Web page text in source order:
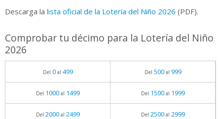
Descarga la lista oficial de la Lotería del Niño 2026 (PDF).
Comprobar tu décimo para la Lotería del Niño
2026
Del 0al 499 Del 500al 999
Del 1000al 1499 Del 1500al 1999
Del 2000al 2499 Del 2500al 2999